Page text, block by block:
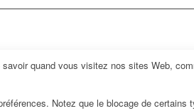
quand vous visitez nos sites Web,
Notez que le blocage de